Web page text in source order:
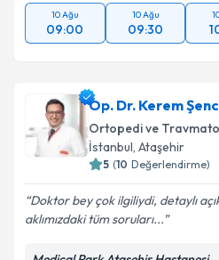
10 Ağu
09:00
10 Ağu
09:30
Op. Dr. Kerem
Ortopedi ve
İstanbul, Ataşehir
5 (10 Değerlendirme)
Doktor bey çok ilgiliydi, detaylı
aklımızdaki tüm soruları...